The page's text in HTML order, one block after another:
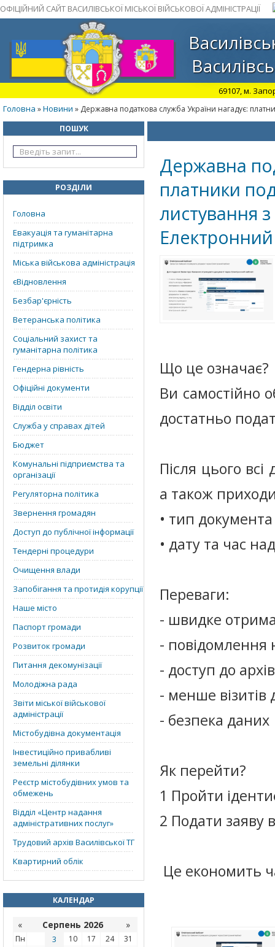
ОФІЦІЙНИЙ САЙТ ВАСИЛІВСЬКОЇ МІСЬКОЇ ВІЙСЬКОВОЇ АДМІНІСТРАЦІЇ
69107, м.
Головна »Новини » Державна податкова служба України нагадує:
ПОШУК
РОЗДІЛИ
Головна
Евакуація та гуманітарна
підтримка
Міська військова адміністрація
єВідновлення
Безбар'єрність
Ветеранська політика
Соціальний захист та
гуманітарна політика
Гендерна рівність
Офіційні документи
Відділ освіти
Служба у справах дітей
Бюджет
Комунальні підприємства та
організації
Регуляторна політика
Звернення громадян
Доступ до публічної інформації
Тендерні процедури
Очищення влади
Запобігання та протидія корупції
Наше місто
Паспорт громади
Розвиток громади
Питання декомунізації
Молодіжна рада
Звіти міської військової
адміністрації
Містобудівна документація
Інвестиційно привабливі
земельні ділянки
Реєстр містобудівних умов та
обмежень
Відділ «‎Центр надання
адміністративних послуг»
Трудовий архів Василівської ТГ
Квартирний облік
КАЛЕНДАР
« Серпень 2026 »
Пн 3 10 17 24
31
Державна
платники
листування
Електронний
Що це означає?
Ви самостійно
достатньо
Після цього
а також
• тип документа
• дату та час
Переваги:
- швидке
- повідомлення
- доступ до
- менше візитів
- безпека даних
Як перейти?
1 Пройти
2 Подати заяву
Це економить